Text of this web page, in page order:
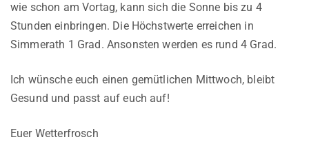
wie schon am Vortag, kann sich die Sonne bis zu 4
Stunden einbringen. Die Höchstwerte erreichen in
Simmerath 1 Grad. Ansonsten werden es rund 4 Grad.
Ich wünsche euch einen gemütlichen Mittwoch, bleibt
Gesund und passt auf euch auf!
Euer Wetterfrosch